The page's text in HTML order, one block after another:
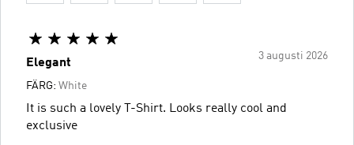
3 augusti 2026
Elegant
FÄRG: White
It is such a lovely T-Shirt. Looks really cool and
exclusive